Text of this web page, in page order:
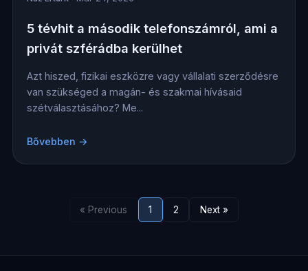
5 tévhit a második telefonszámról, ami a
privát szférádba kerülhet
Azt hiszed, fizikai eszközre vagy vállalati szerződésre
van szükséged a magán- és szakmai hívásaid
szétválasztásához? Me...
Bővebben →
« Previous 1 2 Next »